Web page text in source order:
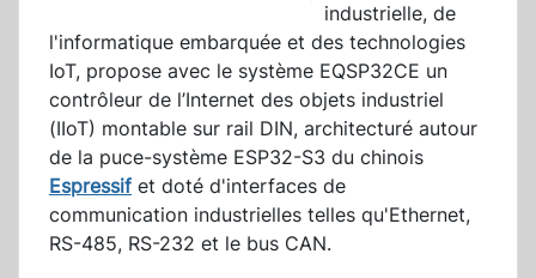
industrielle, de
l'informatique embarquée et des technologies
IoT, propose avec le système EQSP32CE un
contrôleur de l’Internet des objets industriel
(IIoT) montable sur rail DIN, architecturé autour
de la puce-système ESP32-S3 du chinois
Espressifet doté d'interfaces de
communication industrielles telles qu'Ethernet,
RS-485, RS-232 et le bus CAN.